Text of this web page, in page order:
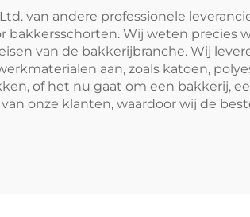
van andere professionele
Wij weten precies
van de bakkerijbranche. Wij
aan, zoals katoen,
of het nu gaat om een bakkerij,
onze klanten, waardoor wij de